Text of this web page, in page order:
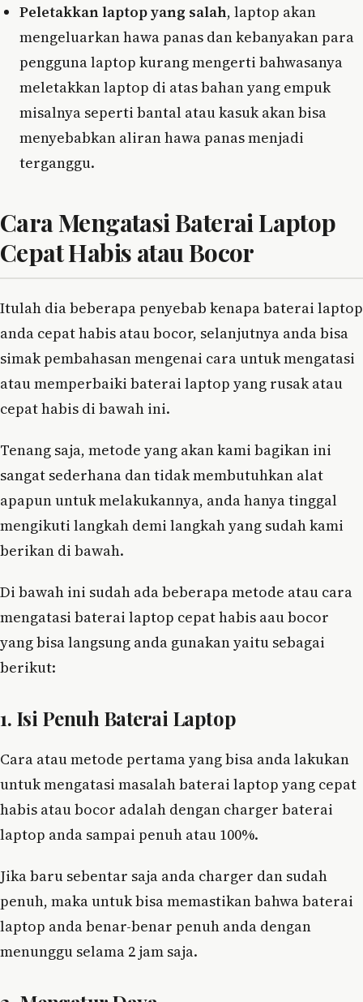
Peletakkan laptop yang salah, laptop akan
mengeluarkan hawa panas dan kebanyakan para
pengguna laptop kurang mengerti bahwasanya
meletakkan laptop di atas bahan yang empuk
misalnya seperti bantal atau kasuk akan bisa
menyebabkan aliran hawa panas menjadi
terganggu.
Cara Mengatasi Baterai Laptop
Cepat Habis atau Bocor
Itulah dia beberapa penyebab kenapa baterai laptop
anda cepat habis atau bocor, selanjutnya anda bisa
simak pembahasan mengenai cara untuk mengatasi
atau memperbaiki baterai laptop yang rusak atau
cepat habis di bawah ini.
Tenang saja, metode yang akan kami bagikan ini
sangat sederhana dan tidak membutuhkan alat
apapun untuk melakukannya, anda hanya tinggal
mengikuti langkah demi langkah yang sudah kami
berikan di bawah.
Di bawah ini sudah ada beberapa metode atau cara
mengatasi baterai laptop cepat habis aau bocor
yang bisa langsung anda gunakan yaitu sebagai
berikut:
1. Isi Penuh Baterai Laptop
Cara atau metode pertama yang bisa anda lakukan
untuk mengatasi masalah baterai laptop yang cepat
habis atau bocor adalah dengan charger baterai
laptop anda sampai penuh atau 100%.
Jika baru sebentar saja anda charger dan sudah
penuh, maka untuk bisa memastikan bahwa baterai
laptop anda benar-benar penuh anda dengan
menunggu selama 2 jam saja.